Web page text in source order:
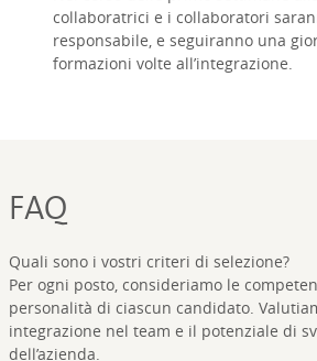
collaboratrici e i collaboratori
responsabile, e seguiranno una
formazioni volte all’integrazione.
FAQ
Quali sono i vostri criteri di selezione?
Per ogni posto, consideriamo le
personalità di ciascun candidato.
integrazione nel team e il potenziale di
dell’azienda.